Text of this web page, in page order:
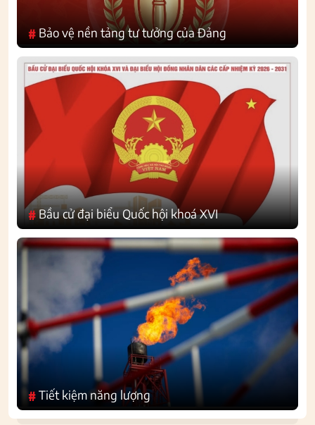
# Bảo vệ nền tảng tư tưởng của Đảng
#Bầu cử đại biểu Quốc hội khoá XVI
#Tiết kiệm năng lượng